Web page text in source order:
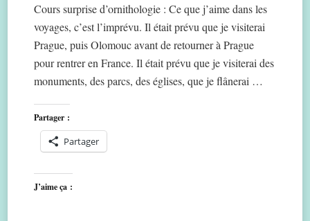
Cours surprise d’ornithologie : Ce que j’aime dans les
voyages, c’est l’imprévu. Il était prévu que je visiterai
Prague, puis Olomouc avant de retourner à Prague
pour rentrer en France. Il était prévu que je visiterai des
monuments, des parcs, des églises, que je flânerai …
Partager :
Partager
J’aime ça :